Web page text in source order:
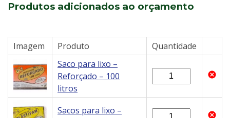
Produtos adicionados ao orçamento
Imagem Produto
Quantidade
Saco para lixo –
Reforçado – 100
litros
Sacos para lixo –